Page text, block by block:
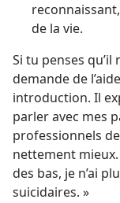
de la vie.
Si tu penses
demande de
introduction. Il
parler avec mes
professionnels
nettement
des bas, je n’ai
suicidaires. »